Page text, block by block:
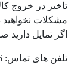
تاخیر در خروج
مشکلات
اگر تمایل
تلفن های تماس: 09121995406 – 02128111034